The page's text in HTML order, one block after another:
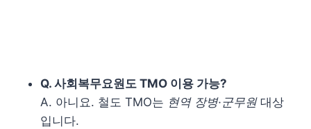
Q. 사회복무요원도 TMO 이용 가능?
A. 아니요. 철도 TMO는 현역 장병·군무원대상
입니다.